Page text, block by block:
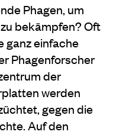
Phagen, um
bekämpfen? Oft
ganz einfache
Phagenforscher
der
werden
gegen die
Auf den